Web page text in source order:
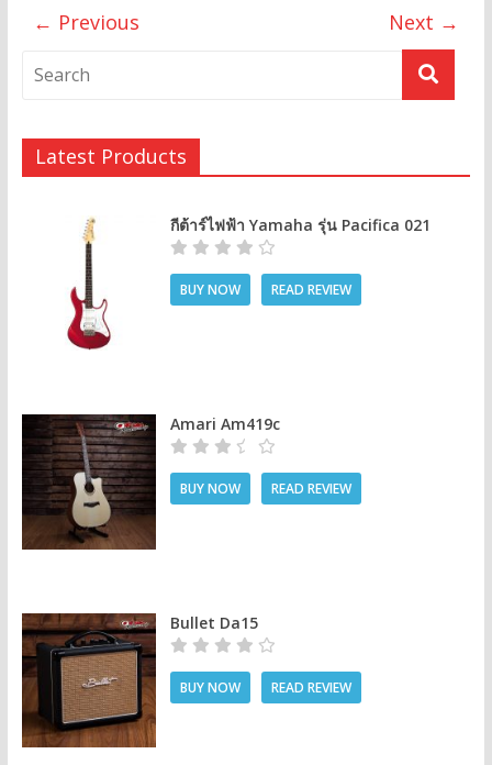
← Previous Next →
Latest Products
กีต้าร์ไฟฟ้า Yamaha รุ่น Pacifica 021
BUY NOW READ REVIEW
Amari Am419c
BUY NOW READ REVIEW
Bullet Da15
BUY NOW READ REVIEW